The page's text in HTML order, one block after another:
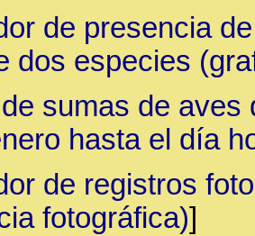
de presencia
dos especies
sumas de
hasta el día
de registros
fotográfica)]